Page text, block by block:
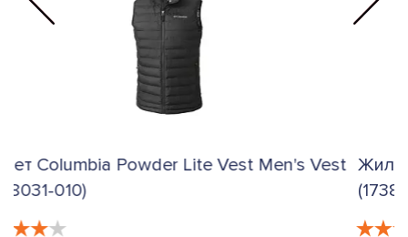
Жилет Columbia Pike Lake Vest Men's Vest
(1738012-010)